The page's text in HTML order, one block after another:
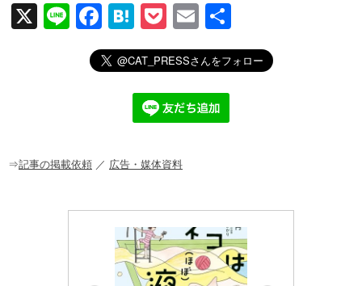
X
Li
F
a
c
o
H
at
e
n
a
P
o
ck
et
E
m
ail
有
⇒記事の掲載依頼 ／ 広告・媒体資料